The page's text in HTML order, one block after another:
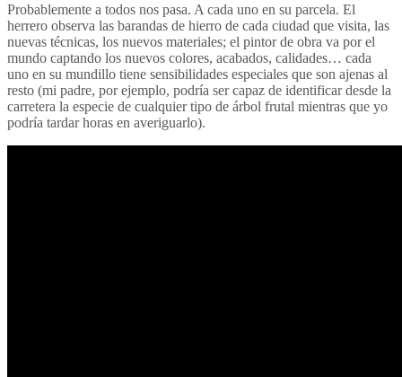
Probablemente a todos nos pasa. A cada uno en su parcela. El
herrero observa las barandas de hierro de cada ciudad que visita, las
nuevas técnicas, los nuevos materiales; el pintor de obra va por el
mundo captando los nuevos colores, acabados, calidades… cada
uno en su mundillo tiene sensibilidades especiales que son ajenas al
resto (mi padre, por ejemplo, podría ser capaz de identificar desde la
carretera la especie de cualquier tipo de árbol frutal mientras que yo
podría tardar horas en averiguarlo).